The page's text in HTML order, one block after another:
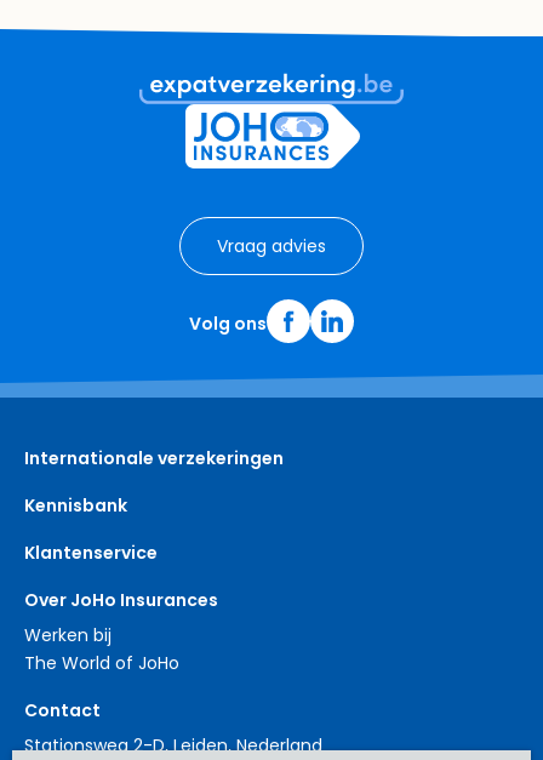
Vraag advies
Volg ons
Internationale verzekeringen
Kennisbank
Klantenservice
Over JoHo Insurances
Werken bij
The World of JoHo
Contact
Stationsweg 2-D, Leiden, Nederland